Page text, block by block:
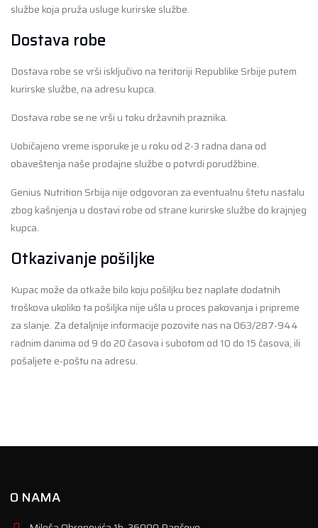
službe koja pruža usluge kurirske službe.
Dostava robe
Dostava robe se vrši isključivo na teritoriji Republike Srbije putem
kurirske službe, na adresu kupca.
Dostava robe se ne vrši u toku državnih praznika.
Uobičajeno vreme isporuke je u roku od 2-3 radna dana od
obaveštenja naše prodajne službe o potvrdi porudžbine.
Genius Nutrition Srbija nije odgovoran za eventualnu štetu nastalu
zbog kašnjenja u dostavi robe od strane kurirske službe do krajnjeg
kupca.
Otkazivanje pošiljke
Kupac može da otkaže bilo koju pošiljku bez naplate dodatnih
troškova ukoliko ta pošiljka nije ušla u proces pakovanja i pripreme
za slanje. Za detaljnije informacije pozovite nas na 063/287-944
radnim danima od 9 do 20 časova i subotom od 10 do 15 časova, ili
pošaljete e-poštu na adresu.
O NAMA